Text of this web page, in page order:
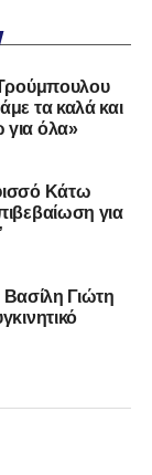
τα καλά και
όλα»
Κάτω
για
Βασίλη Γιώτη